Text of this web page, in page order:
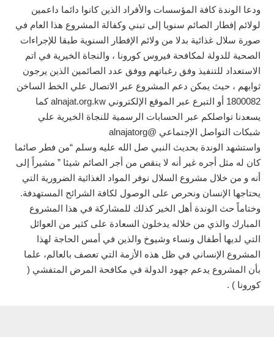
ودعا الوندة كافة المؤسسات والأفراد الذين كانوا دائما داعمين
لولائم إفطار الصائم سنويا إلى تبني وكفالة المشروع هذا العام في
صورة سلال غذائية بدلا من ولائم الإفطار السنوية طبقا للإجراءات
الصحية للدولة لمكافحة فيروس كورونا ، والنجاة الخيرية في اتم
الاستعداد للتنفيذ وفق رغباتهم ووفق عدد الصائمين الذين يرجون
ثوابهم ، حيث يمكن دعم المشروع عبر الاتصال علي الخط الساخن
1800082 أو التبرع عبر الموقع الإلكتروني alnajat.org.kw كما
يسعدنا تواصلكم عبر الحسابات الرسمية للنجاة الخيرية علي
شبكات التواصل الإجتماعي @alnajatorg
واستشهد الوندة بحديث النبي صل الله عليه وسلم “من فطر صائما
كان له مثل أجره غير أنه لا ينقص من أجر الصائم شيئا ” مشيراً إلى
أنه و من خلال مشروع السلال نوفر المواد الغذائية الضرورية التي
يحتاجها الإنسان ونحرص على الوصول لكافة الشرائح المستهدفة.
وختاماً حث الوندة أهل الخير كذلك للمشاركة في هذا المشروع
المبارك والذي من خلاله يدخلون السعادة على كثير من العوائل
التي لديها أطفال ونساء وشيوخ والذين في أمس الحاجة لهذا
المشروع الإنساني في ظل هذه الأزمة التي تعصف بالعالم، علما
بأن المشروع يدعم جهود الدولة في مكافحة المرض المتفشي (
كورونا ) .